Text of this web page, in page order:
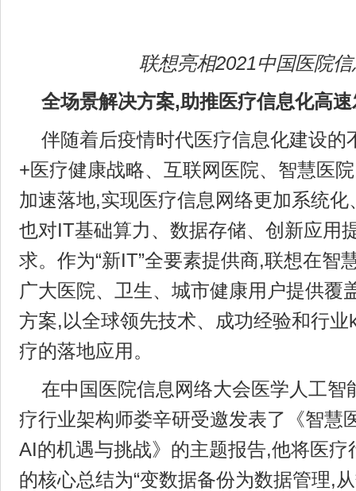
联想亮相2021中国医院
全场景解决方案,助推医疗信息化高
伴随着后疫情时代医疗信息化建设的
+医疗健康战略、互联网医院、智慧医
加速落地,实现医疗信息网络更加系统
也对IT基础算力、数据存储、创新应用
求。作为“新IT”全要素提供商,联想在智
广大医院、卫生、城市健康用户提供覆
方案,以全球领先技术、成功经验和行业
疗的落地应用。
在中国医院信息网络大会医学人工智
疗行业架构师娄辛研受邀发表了《智慧
AI的机遇与挑战》的主题报告,他将医
的核心总结为“变数据备份为数据管理,